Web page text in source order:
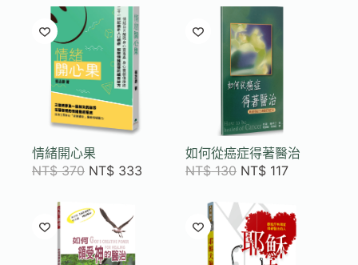
情緒開心果
NT$370 NT$ 333
如何從癌症得著醫治
NT$130 NT$ 117